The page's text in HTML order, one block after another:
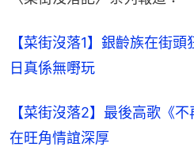
【菜街沒落1】銀齡族在街
日真係無嘢玩
【菜街沒落2】最後高歌《
在旺角情誼深厚